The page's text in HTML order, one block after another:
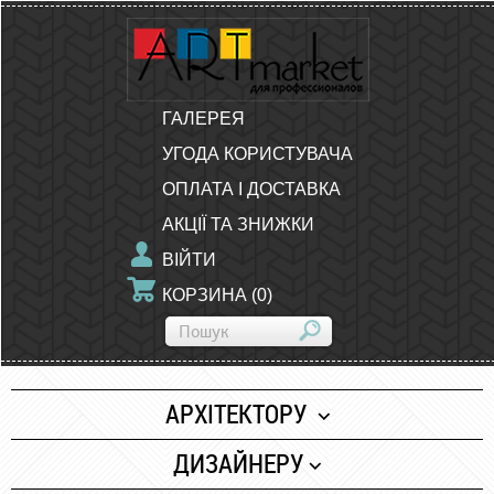
ГАЛЕРЕЯ
УГОДА КОРИСТУВАЧА
ОПЛАТА І ДОСТАВКА
АКЦІЇ ТА ЗНИЖКИ
ВІЙТИ
КОРЗИНА (0)
АРХІТЕКТОРУ
Папір
ДИЗАЙНЕРУ